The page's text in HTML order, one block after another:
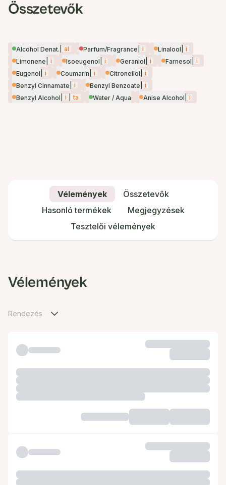
Összetevők
Alcohol Denat. al Parfum/Fragrance i Linalool
i
Limonene
i Isoeugenol i Geraniol i Farnesol
i
Eugenol
i Coumarin i Citronellol
i
Benzyl Cinnamate
i Benzyl Benzoate
i
Benzyl Alcohol
i ta Water / Aqua Anise Alcohol i
Vélemények
Összetevők
Hasonló termékek
Megjegyzések
Tesztelői vélemények
Vélemények
Rendezés